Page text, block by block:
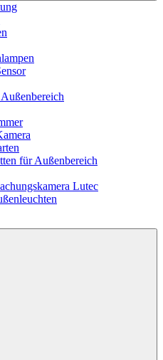
für Außenbereich
Lutec